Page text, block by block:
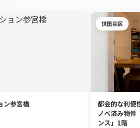
ン参宮橋
世田谷区
都会的な利便
ノベ済み物件
ンス」1階